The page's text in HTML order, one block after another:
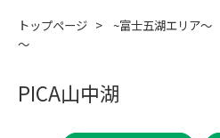
トップページ >
~富士五湖エリア
～
PICA山中湖